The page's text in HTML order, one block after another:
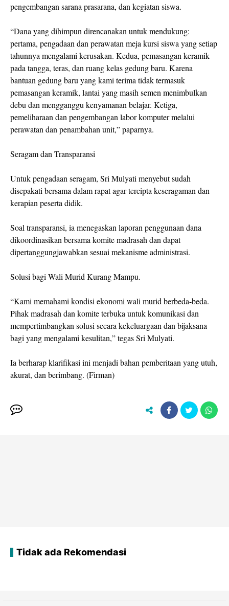
pengembangan sarana prasarana, dan kegiatan siswa.
“Dana yang dihimpun direncanakan untuk mendukung:
pertama, pengadaan dan perawatan meja kursi siswa yang setiap
tahunnya mengalami kerusakan. Kedua, pemasangan keramik
pada tangga, teras, dan ruang kelas gedung baru. Karena
bantuan gedung baru yang kami terima tidak termasuk
pemasangan keramik, lantai yang masih semen menimbulkan
debu dan mengganggu kenyamanan belajar. Ketiga,
pemeliharaan dan pengembangan labor komputer melalui
perawatan dan penambahan unit,” paparnya.
Seragam dan Transparansi
Untuk pengadaan seragam, Sri Mulyati menyebut sudah
disepakati bersama dalam rapat agar tercipta keseragaman dan
kerapian peserta didik.
Soal transparansi, ia menegaskan laporan penggunaan dana
dikoordinasikan bersama komite madrasah dan dapat
dipertanggungjawabkan sesuai mekanisme administrasi.
Solusi bagi Wali Murid Kurang Mampu.
“Kami memahami kondisi ekonomi wali murid berbeda-beda.
Pihak madrasah dan komite terbuka untuk komunikasi dan
mempertimbangkan solusi secara kekeluargaan dan bijaksana
bagi yang mengalami kesulitan,” tegas Sri Mulyati.
Ia berharap klarifikasi ini menjadi bahan pemberitaan yang utuh,
akurat, dan berimbang. (Firman)
Tidak ada Rekomendasi